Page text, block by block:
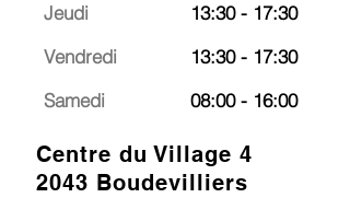
Jeudi
Vendredi
Samedi
13:30 - 17:30
13:30 - 17:30
08:00 - 16:00
Centre du Village 4
2043 Boudevilliers